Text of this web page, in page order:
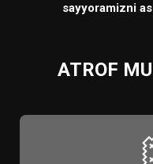
sayyoramizni
ATROF